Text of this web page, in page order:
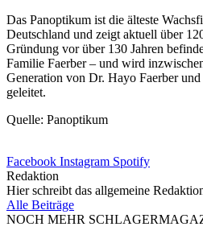
Das Panoptikum ist die älteste
Deutschland und zeigt aktuell über
Gründung vor über 130 Jahren
Familie Faerber – und wird
Generation von Dr. Hayo Faerber und
geleitet.
Quelle: Panoptikum
Facebook Instagram Spotify
Redaktion
Hier schreibt das allgemeine
Alle Beiträge
NOCH MEHR